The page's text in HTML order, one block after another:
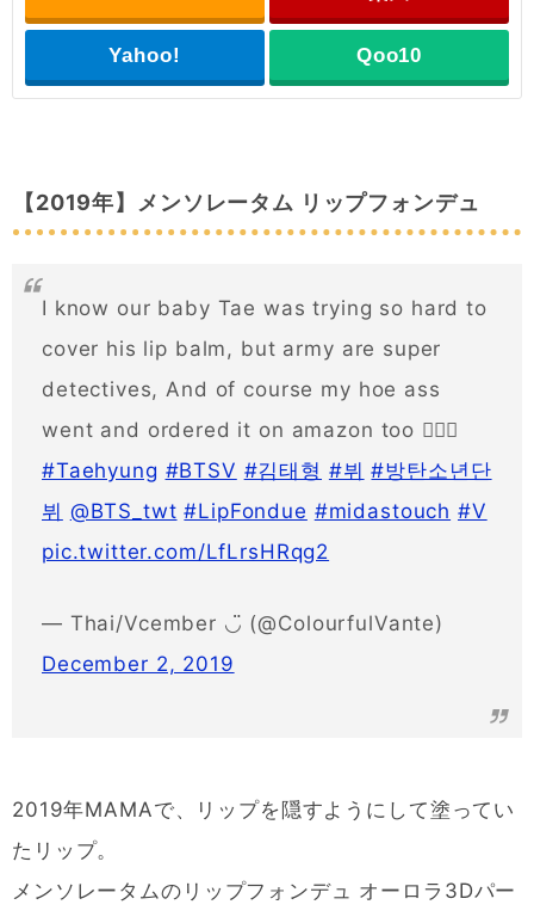
Yahoo! Qoo10
【2019年】メンソレータム リップフォンデュ
I know our baby Tae was trying so hard to
cover his lip balm, but army are super
detectives, And of course my hoe ass
went and ordered it on amazon too 🤷🏻‍♀️
#Taehyung #BTSV #김태형 #뷔 #방탄소년단
뷔 @BTS_twt #LipFondue #midastouch #V
pic.twitter.com/LfLrsHRqg2
— Thai/Vcember ◡̈ (@ColourfulVante)
December 2, 2019
2019年MAMAで、リップを隠すようにして塗ってい
たリップ。
メンソレータムのリップフォンデュ オーロラ3Dパー